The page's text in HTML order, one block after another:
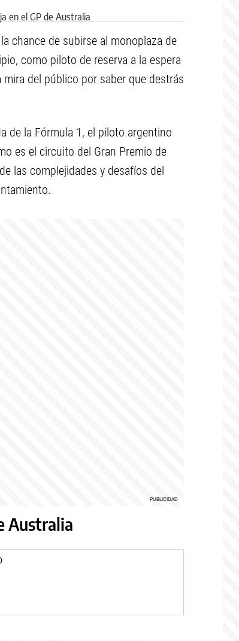
chance de subirse al monoplaza de
como piloto de reserva a la espera
del público por saber que destrás
de la Fórmula 1, el piloto argentino
es el circuito del Gran Premio de
las complejidades y desafíos del
Australia